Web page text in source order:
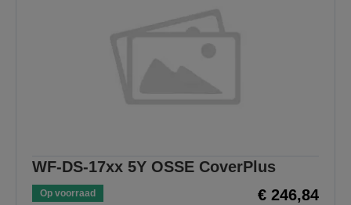
WF-DS-17xx 5Y OSSE CoverPlus
Op voorraad € 246,84